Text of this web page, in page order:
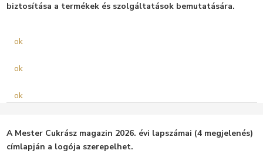
biztosítása a termékek és szolgáltatások bemutatására.
ok
ok
ok
A Mester Cukrász magazin 2026. évi lapszámai (4 megjelenés)
címlapján a logója szerepelhet.